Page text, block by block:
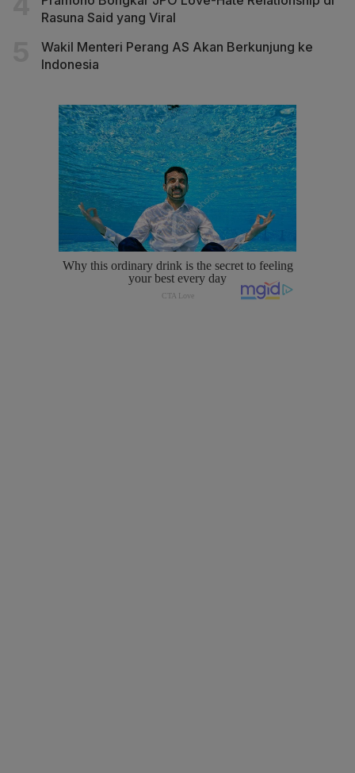
Rasuna Said yang Viral
Wakil Menteri Perang AS Akan Berkunjung ke
Indonesia